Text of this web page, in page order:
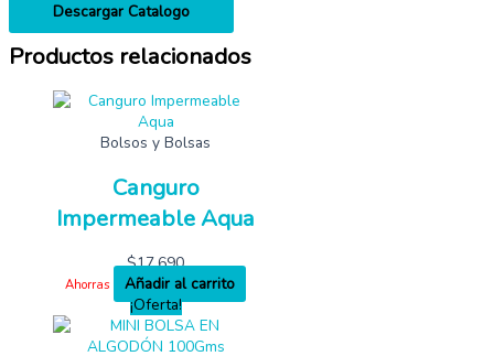
Descargar Catalogo
Productos relacionados
Bolsos y Bolsas
Canguro
Impermeable Aqua
$17,690
Ahorras
Añadir al carrito
¡Oferta!